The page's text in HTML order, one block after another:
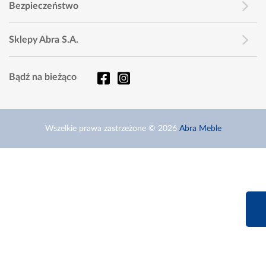
Bezpieczeństwo
Sklepy Abra S.A.
Bądź na bieżąco
Wszelkie prawa zastrzeżone © 2026 Abra Meble